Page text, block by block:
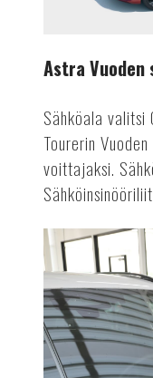
Astra Vuoden
Sähköala
Tourerin
voittajaksi.
Tuulensuojasta
tietokeskukseksi